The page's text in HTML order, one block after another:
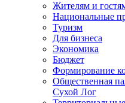
Жителям и
Национальные
Туризм
Для бизнеса
Экономика
Бюджет
Формирование
Общественная
Сухой Лог